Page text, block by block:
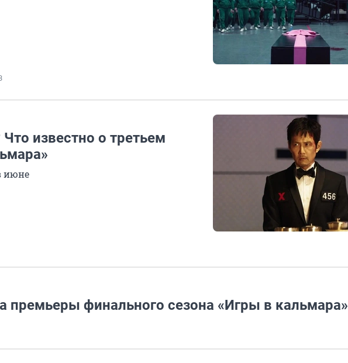
известно о третьем
июне
премьеры финального сезона «Игры в кальмара»